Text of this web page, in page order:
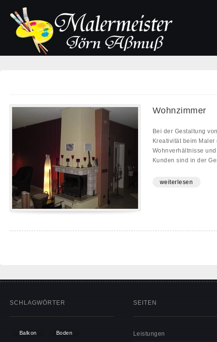
Wohnzimmer
Bei der Gestaltung
Kreativität beim
Wohnverhältnisse
Kunden sind in der
weiterlesen
SCHLAGWÖRTER
Balkon Boden
SEITEN
Leistungen